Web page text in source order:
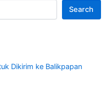
Search
Dikirim ke Balikpapan